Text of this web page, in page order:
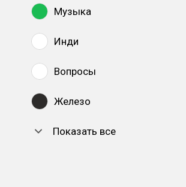
Музыка
Инди
Вопросы
Железо
Показать все